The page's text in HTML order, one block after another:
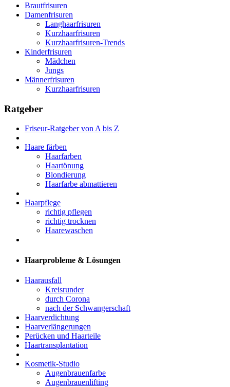
Brautfrisuren
Damenfrisuren
Langhaarfrisuren
Kurzhaarfrisuren
Kurzhaarfrisuren-Trends
Kinderfrisuren
Mädchen
Jungs
Männerfrisuren
Kurzhaarfrisuren
Ratgeber
Friseur-Ratgeber von A bis Z
Haare färben
Haarfarben
Haartönung
Blondierung
Haarfarbe abmattieren
Haarpflege
richtig pflegen
richtig trocknen
Haarewaschen
Haarprobleme & Lösungen
Haarausfall
Kreisrunder
durch Corona
nach der Schwangerschaft
Haarverdichtung
Haarverlängerungen
Perücken und Haarteile
Haartransplantation
Kosmetik-Studio
Augenbrauenfarbe
Augenbrauenlifting